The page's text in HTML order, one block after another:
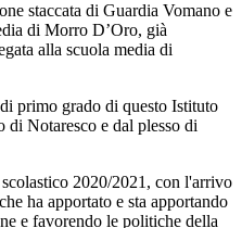
staccata di Guardia Vomano e
di Morro D’Oro, già
alla scuola media di
primo grado di questo Istituto
di Notaresco e dal plesso di
2020/2021, con l'arrivo
ha apportato e sta apportando
e favorendo le politiche della